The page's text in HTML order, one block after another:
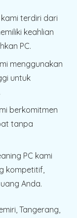
kami terdiri dari
keahlian
PC.
menggunakan
untuk
berkomitmen
tanpa
PC kami
kompetitif,
Anda.
Tangerang,